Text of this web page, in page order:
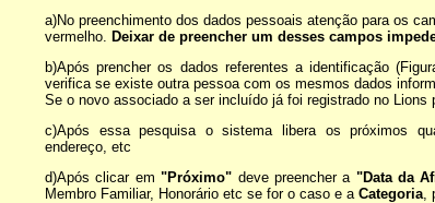
a)No preenchimento dos dados pessoais atenção para os
vermelho. Deixar de preencher um desses campos
b)Após prencher os dados referentes a identificação
verifica se existe outra pessoa com os mesmos dados
Se o novo associado a ser incluído já foi registrado no Lions
c)Após essa pesquisa o sistema libera os próximos
endereço, etc
d)Após clicar em"Próximo" deve preencher a "Data da
Membro Familiar, Honorário etc se for o caso e a Categoria,